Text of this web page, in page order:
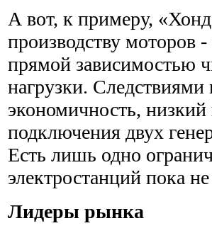
А вот, к примеру,
производству моторов
прямой зависимостью
нагрузки. Следствиями
экономичность,
подключения двух
Есть лишь одно
электростанций пока
Лидеры рынка